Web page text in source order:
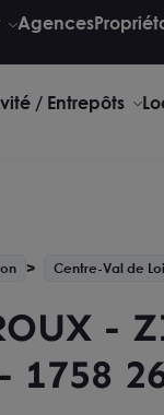
Agences
/ Entrepôts
Centre-Val de
-
1758